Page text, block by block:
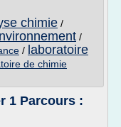
chimie /
/
/ laboratoire
de chimie
1 Parcours :